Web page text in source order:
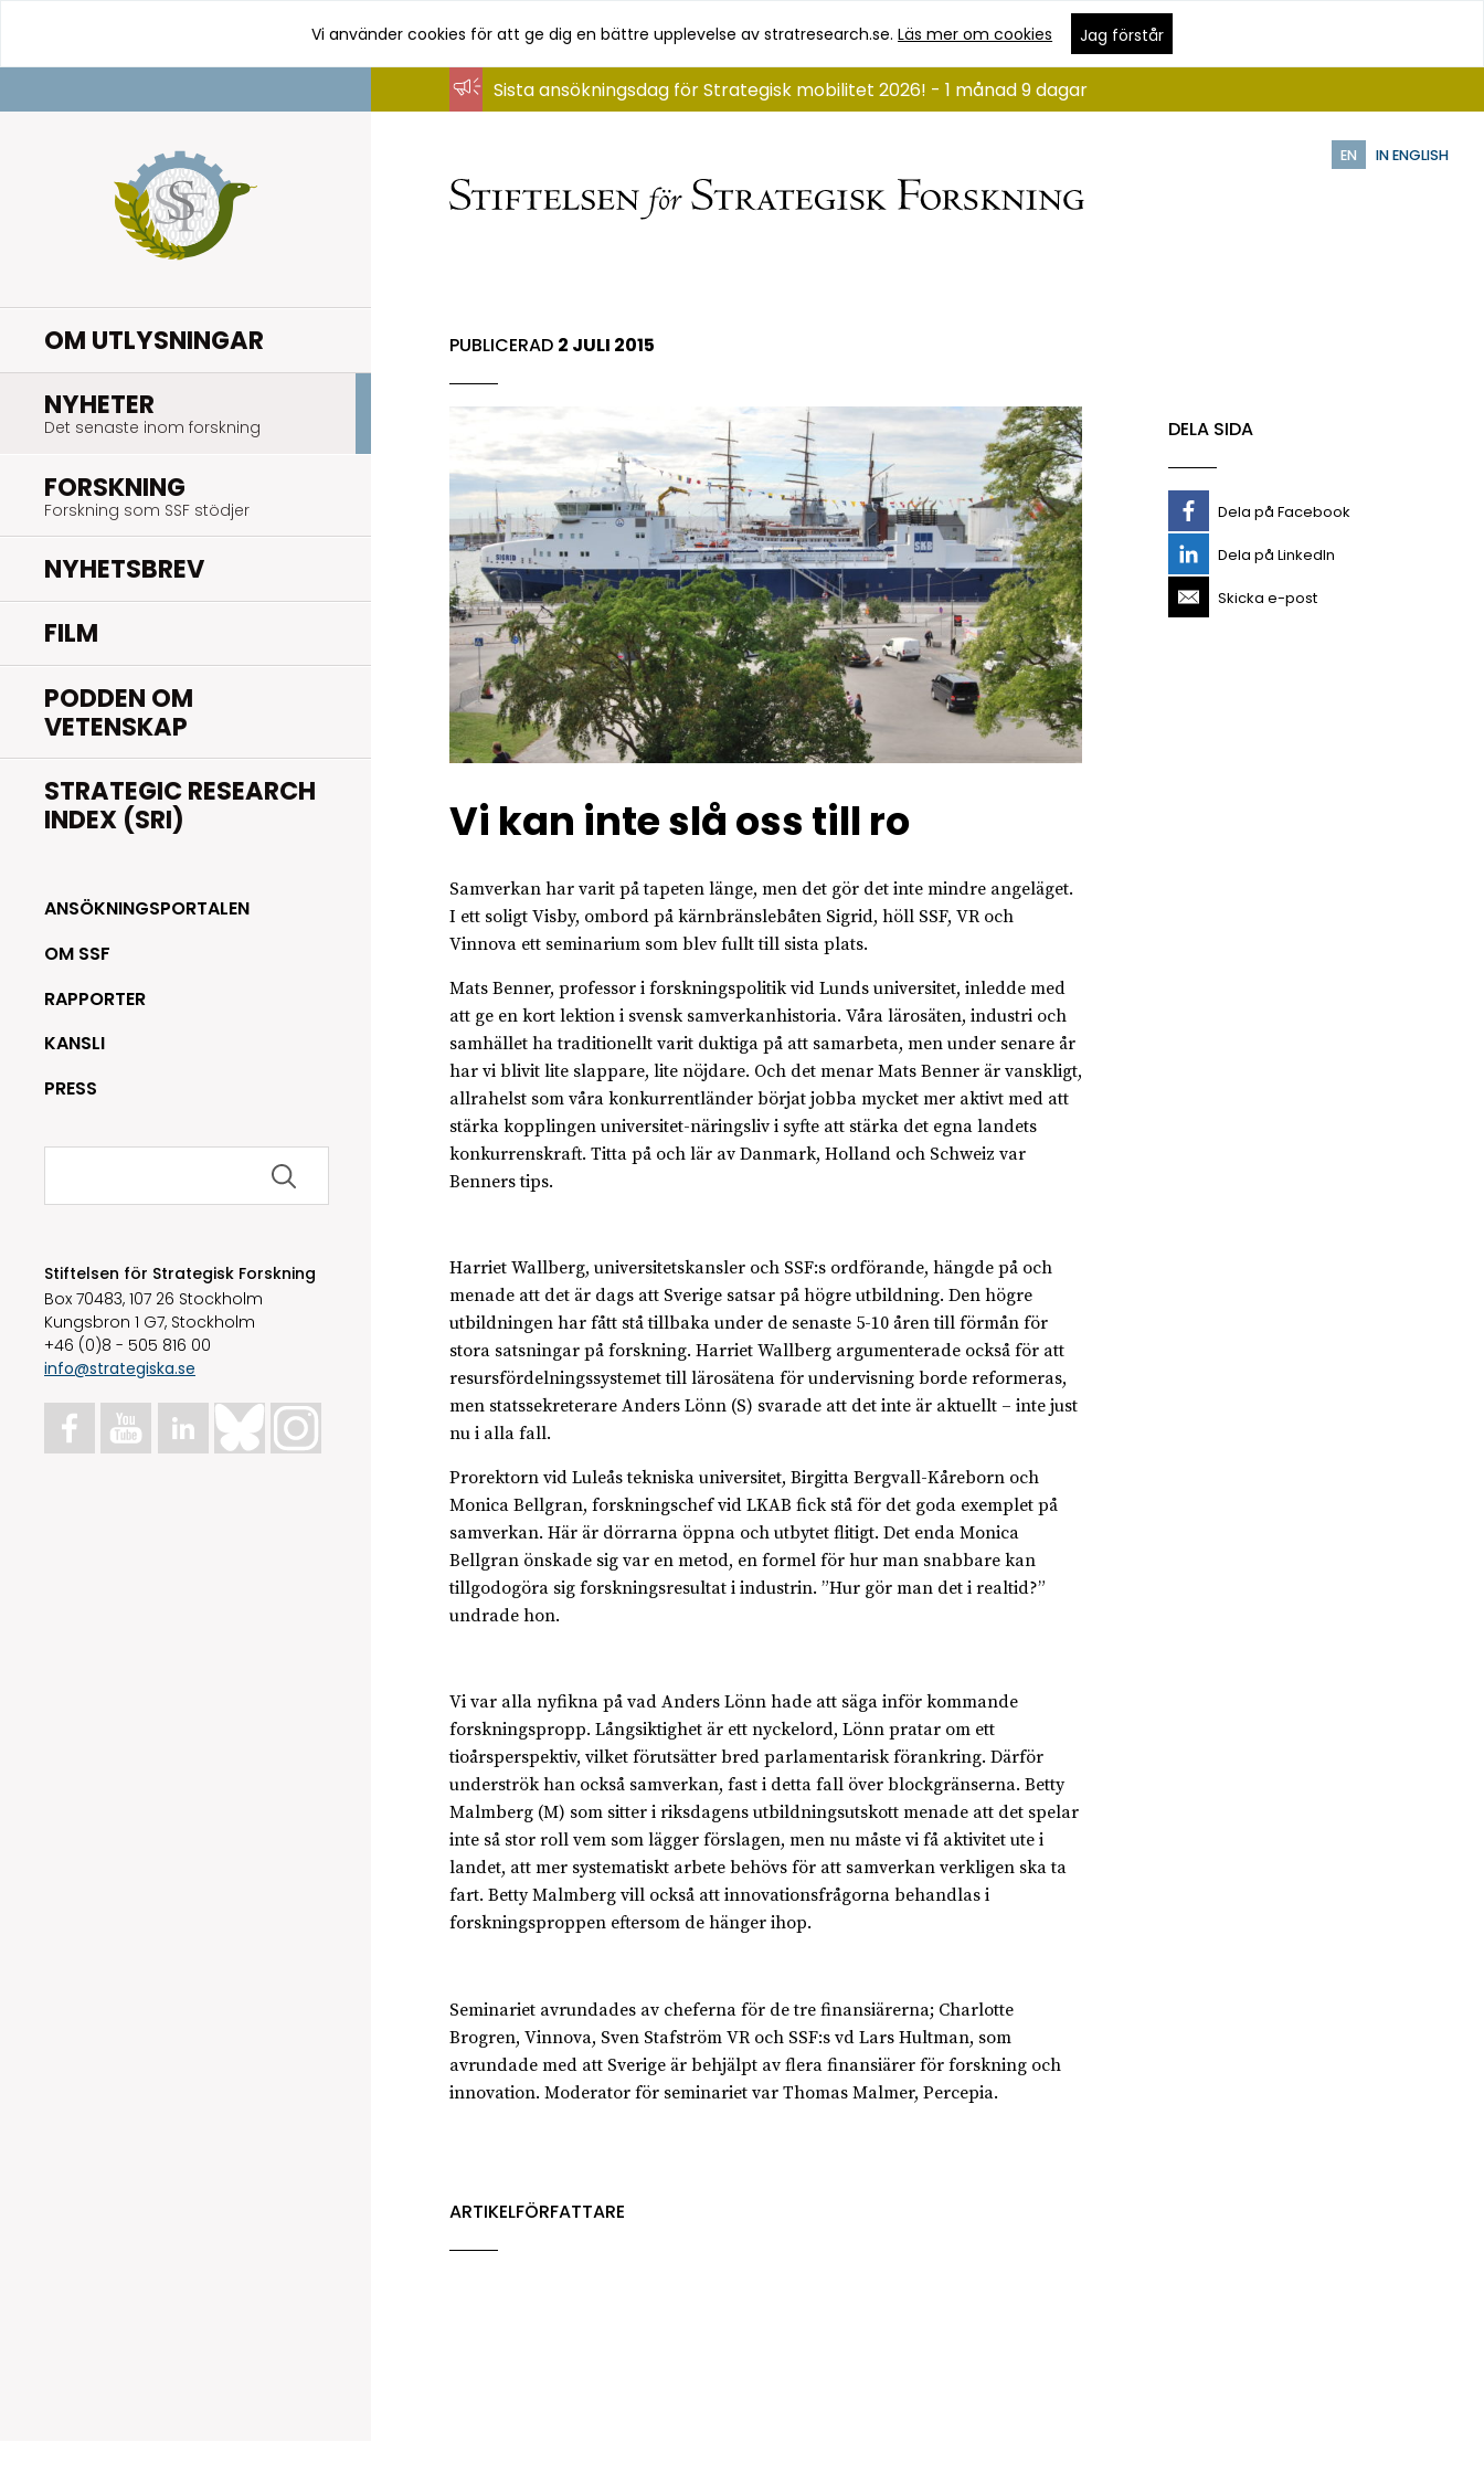
innehåll
Vi använder cookies för att ge dig en bättre upplevelse av stratresearch.se.Läs mer om cookies Jag förstår
EN IN ENGLISH
OM UTLYSNINGAR
NYHETER
Det senaste inom forskning
FORSKNING
Forskning som SSF stödjer
NYHETSBREV
FILM
PODDEN OM
VETENSKAP
STRATEGIC RESEARCH
INDEX (SRI)
ANSÖKNINGSPORTALEN
OM SSF
RAPPORTER
KANSLI
PRESS
Sök
Stiftelsen för Strategisk Forskning
Box 70483, 107 26 Stockholm
Kungsbron 1 G7, Stockholm
+46 (0)8 - 505 816 00
info@strategiska.se
Sista ansökningsdag för Strategisk mobilitet 2026! - 1 månad 9 dagar
PUBLICERAD 2 JULI 2015
Vi kan inte slå oss till ro
Samverkan har varit på tapeten länge, men det gör det inte mindre angeläget.
I ett soligt Visby, ombord på kärnbränslebåten Sigrid, höll SSF, VR och
Vinnova ett seminarium som blev fullt till sista plats.
Mats Benner, professor i forskningspolitik vid Lunds universitet, inledde med
att ge en kort lektion i svensk samverkanhistoria. Våra lärosäten, industri och
samhället ha traditionellt varit duktiga på att samarbeta, men under senare år
har vi blivit lite slappare, lite nöjdare. Och det menar Mats Benner är vanskligt,
allrahelst som våra konkurrentländer börjat jobba mycket mer aktivt med att
stärka kopplingen universitet-näringsliv i syfte att stärka det egna landets
konkurrenskraft. Titta på och lär av Danmark, Holland och Schweiz var
Benners tips.
Harriet Wallberg, universitetskansler och SSF:s ordförande, hängde på och
menade att det är dags att Sverige satsar på högre utbildning. Den högre
utbildningen har fått stå tillbaka under de senaste 5-10 åren till förmån för
stora satsningar på forskning. Harriet Wallberg argumenterade också för att
resursfördelningssystemet till lärosätena för undervisning borde reformeras,
men statssekreterare Anders Lönn (S) svarade att det inte är aktuellt – inte just
nu i alla fall.
Prorektorn vid Luleås tekniska universitet, Birgitta Bergvall-Kåreborn och
Monica Bellgran, forskningschef vid LKAB fick stå för det goda exemplet på
samverkan. Här är dörrarna öppna och utbytet flitigt. Det enda Monica
Bellgran önskade sig var en metod, en formel för hur man snabbare kan
tillgodogöra sig forskningsresultat i industrin. ”Hur gör man det i realtid?”
undrade hon.
Vi var alla nyfikna på vad Anders Lönn hade att säga inför kommande
forskningspropp. Långsiktighet är ett nyckelord, Lönn pratar om ett
tioårsperspektiv, vilket förutsätter bred parlamentarisk förankring. Därför
underströk han också samverkan, fast i detta fall över blockgränserna. Betty
Malmberg (M) som sitter i riksdagens utbildningsutskott menade att det spelar
inte så stor roll vem som lägger förslagen, men nu måste vi få aktivitet ute i
landet, att mer systematiskt arbete behövs för att samverkan verkligen ska ta
fart. Betty Malmberg vill också att innovationsfrågorna behandlas i
forskningsproppen eftersom de hänger ihop.
Seminariet avrundades av cheferna för de tre finansiärerna; Charlotte
Brogren, Vinnova, Sven Stafström VR och SSF:s vd Lars Hultman, som
avrundade med att Sverige är behjälpt av flera finansiärer för forskning och
innovation. Moderator för seminariet var Thomas Malmer, Percepia.
ARTIKELFÖRFATTARE
DELA SIDA
Dela på Facebook
Dela på LinkedIn
Skicka e-post